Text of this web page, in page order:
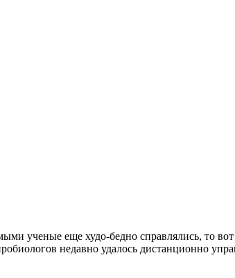
ученые еще худо-бедно справлялись, то вот
недавно удалось дистанционно